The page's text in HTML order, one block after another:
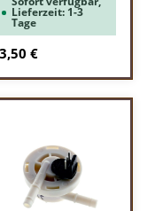
Lieferzeit: 1-3
Tage
Preis:
€